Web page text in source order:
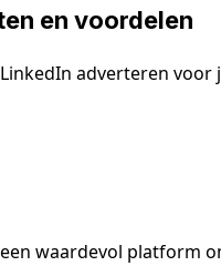
en voordelen
adverteren
waardevol platform